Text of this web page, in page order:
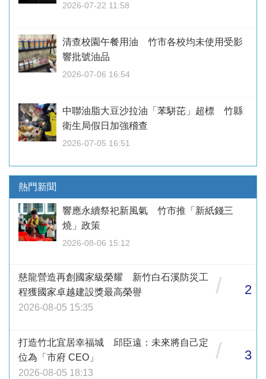
2026-07-22 11:58
清查校園午餐用油 竹市各校均未使用受影
響批號油品
2026-07-06 16:54
中聯油脂大豆沙拉油「苯駢芘」超標 竹縣
衛生局假日加強稽查
2026-07-05 16:51
熱門新聞
響應永續祭祀新風氣 竹市推「新紙錢三
燒」政策
2026-08-06 15:12
慈龍營造再創國家級榮耀 新竹白石溪防災工
程獲國家卓越建設獎最高榮譽
2026-08-05 15:35
/ 2
打造竹北宜居幸福城 邱臣遠：未來將自己定
位為「市府 CEO」
2026-08-05 18:13
/ 3